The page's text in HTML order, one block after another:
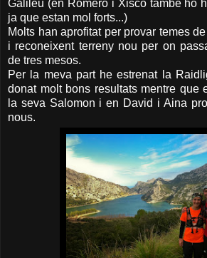
Galileu (en Romero i Xisco també ho
ja que estan mol forts...)
Molts han aprofitat per provar temes
i reconeixent terreny nou per on
de tres mesos.
Per la meva part he estrenat la
donat molt bons resultats mentre que
la seva Salomon i en David i Aina
nous.